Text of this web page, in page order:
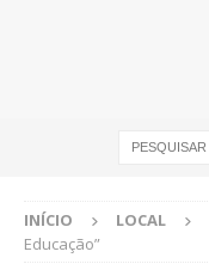
INÍCIO LOCAL
Educação”